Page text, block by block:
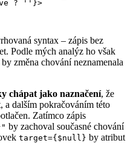
syntax – zápis bez
Podle mých analýz ho však
změna chování neznamenala
chápat jako naznačení, že
a dalším pokračováním této
Zatímco zápis
by zachoval současné chování
target={$null} by atribut